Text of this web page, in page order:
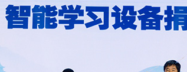
音视听知识服务平台
山海经》知识库
殊群体服务
国盲人数字图书馆